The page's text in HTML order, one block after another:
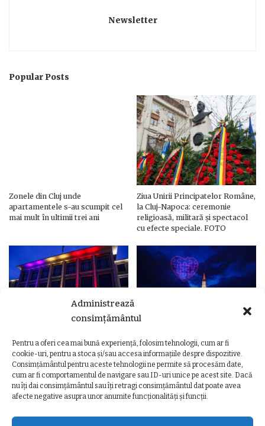
Administrează
consimțământul
Pentru a oferi cea mai bună experiență, folosim tehnologii, cum ar fi
cookie-uri, pentru a stoca și/sau accesa informațiile despre dispozitive.
Consimțământul pentru aceste tehnologii ne permite să procesăm date,
cum ar fi comportamentul de navigare sau ID-uri unice pe acest site. Dacă
nu îți dai consimțământul sau îți retragi consimțământul dat poate avea
afecte negative asupra unor anumite funcționalități și funcții.
Newsletter
Popular Posts
Zonele din Cluj unde
apartamentele s-au scumpit cel
mai mult în ultimii trei ani
Ziua Unirii Principatelor Române,
la Cluj-Napoca: ceremonie
religioasă, militară și spectacol
cu efecte speciale. FOTO
Ziua Unirii Principatelor Române
– Clădiri și poduri din Cluj,
iluminate în culorile drapelului
Ziua Unirii la Cluj-Napoca.
Programul complet al
evenimentelor